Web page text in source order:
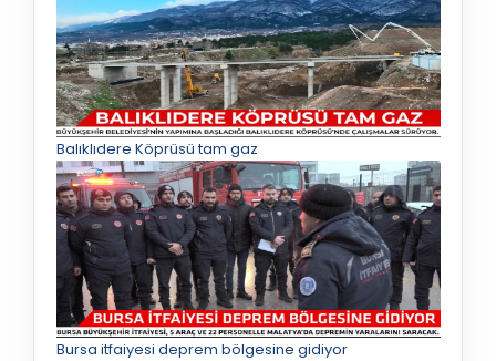
Balıklıdere Köprüsü tam gaz
Bursa itfaiyesi deprem bölgesine gidiyor